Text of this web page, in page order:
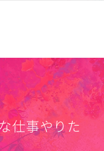
い様
仕事やりた